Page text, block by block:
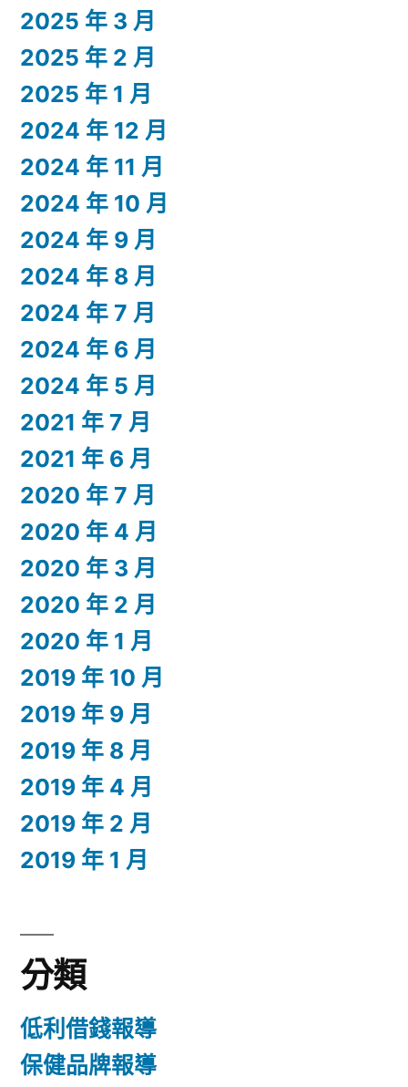
2025 年 3 月
2025 年 2 月
2025 年 1 月
2024 年 12 月
2024 年 11 月
2024 年 10 月
2024 年 9 月
2024 年 8 月
2024 年 7 月
2024 年 6 月
2024 年 5 月
2021 年 7 月
2021 年 6 月
2020 年 7 月
2020 年 4 月
2020 年 3 月
2020 年 2 月
2020 年 1 月
2019 年 10 月
2019 年 9 月
2019 年 8 月
2019 年 4 月
2019 年 2 月
2019 年 1 月
分類
低利借錢報導
保健品牌報導